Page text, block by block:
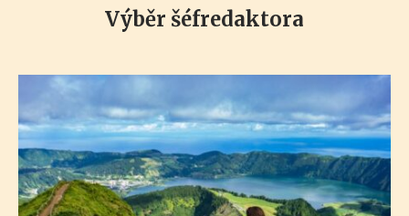
Výběr šéfredaktora